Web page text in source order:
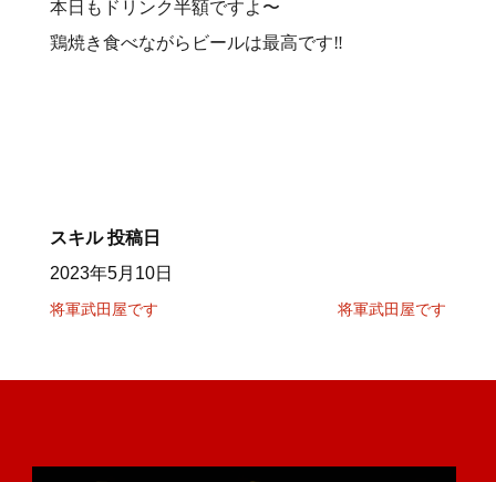
本日もドリンク半額ですよ〜
鶏焼き食べながらビールは最高です‼️
スキル 投稿日
2023年5月10日
将軍武田屋です 将軍武田屋です